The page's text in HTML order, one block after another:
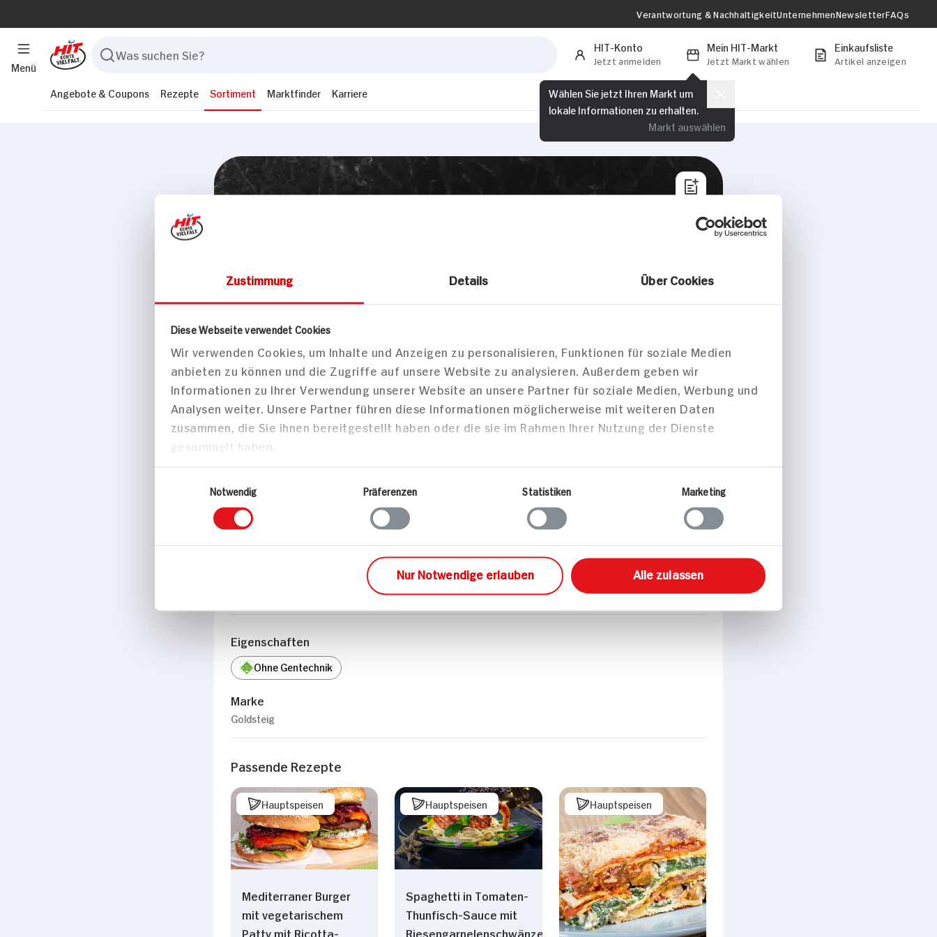
Menü
Verantwortung & NachhaltigkeitUnternehmenNewsletterFAQs
HIT-Konto
Jetzt anmelden
Mein HIT-Markt
Jetzt Markt wählen
Wählen Sie jetzt Ihren Markt um
lokale Informationen zu erhalten.
Markt auswählen
Einkaufsliste
Artikel anzeigen
Angebote & Coupons Rezepte Sortiment Marktfinder Karriere
Käse, Eier & Molkerei Käse Frischkäse
Goldsteig Ricotta 48%
um lokale Informationen zu sehen.
Zum Marktfinder
Eigenschaften
Ohne Gentechnik
Marke
Goldsteig
Passende Rezepte
Hauptspeisen
Mediterraner Burger
mit vegetarischem
Patty mit Ricotta-
Hauptspeisen
Spaghetti in Tomaten-
Thunfisch-Sauce mit
Riesengarnelenschwänzen
Hauptspeisen